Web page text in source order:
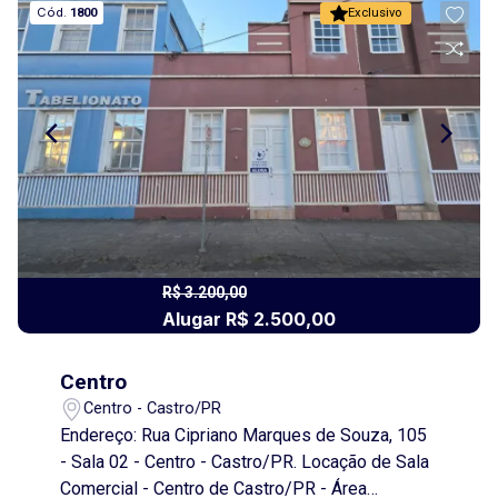
para mais informações sobre esta oportunidade
imperdível. Além do aluguel e encargos
anunciados, é acrescido ainda o Seguro contra
Incêndio e Vendaval (valor sob consulta) e o
Fundo de Conservação do Imóvel (FCI)
equivalente a 5% do valor do aluguel.
Exclusivo
Cód. 1800
R$ 3.200,00
Alugar R$ 2.500,00
Centro
Centro - Castro/PR
Endereço: Rua Cipriano Marques de Souza, 105
- Sala 02 - Centro - Castro/PR. Locação de Sala
Comercial - Centro de Castro/PR - Área